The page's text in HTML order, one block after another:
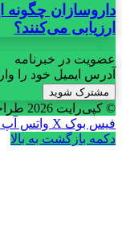
داروسازان چگونه
ارزیابی می‌کنند؟
عضویت در خبرنامه
آدرس ایمیل خود را
© کپی‌رایت 2026
فیس بوک X واتس آپ
دکمه بازگشت به بالا